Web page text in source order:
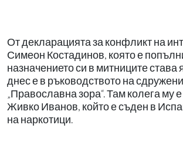
От декларацията за конфликт на
Симеон Костадинов, която е
назначението си в митниците става
днес е в ръководството на
„Православна зора“. Там колега
Живко Иванов, който е съден в
на наркотици.